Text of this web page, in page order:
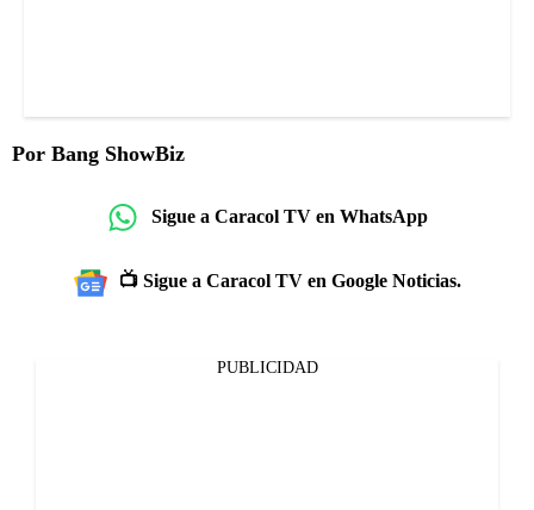
Por Bang ShowBiz
Sigue a Caracol TV en WhatsApp
📺 Sigue a Caracol TV en Google Noticias.
PUBLICIDAD